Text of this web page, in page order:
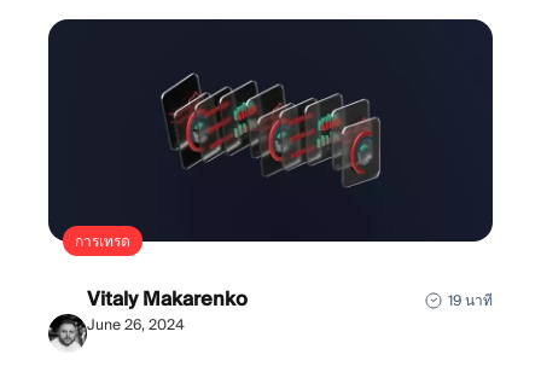
การเทรด
Vitaly Makarenko
June 26, 2024
19 นาที